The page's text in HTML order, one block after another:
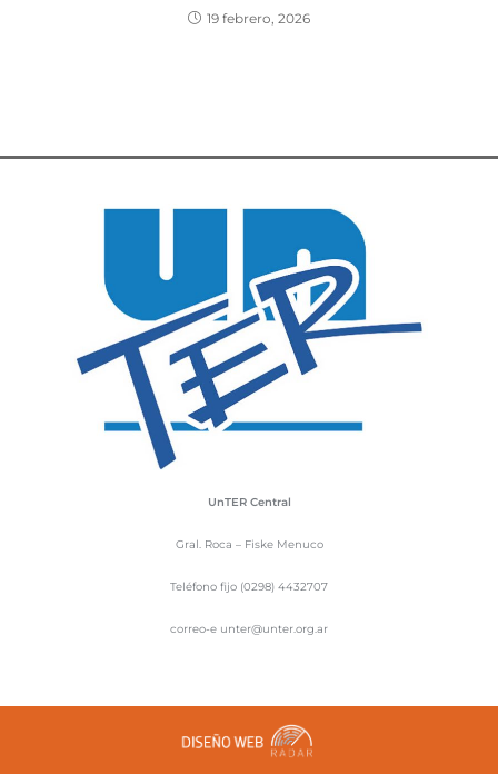
19 febrero, 2026
UnTER Central
Gral. Roca – Fiske Menuco
Teléfono fijo (0298) 4432707
correo-e unter@unter.org.ar